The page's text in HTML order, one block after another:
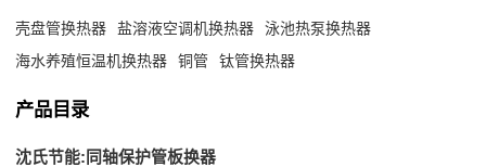
壳盘管换热器 盐溶液空调机换热器
泳池热泵换热器
海水养殖恒温机换热器
铜管 钛管换热器
产品目录
沈氏节能:同轴保护管板换器